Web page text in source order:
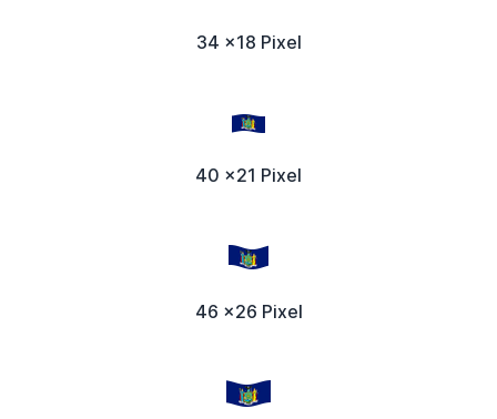
34 x18 Pixel
40 x21 Pixel
46 x26 Pixel